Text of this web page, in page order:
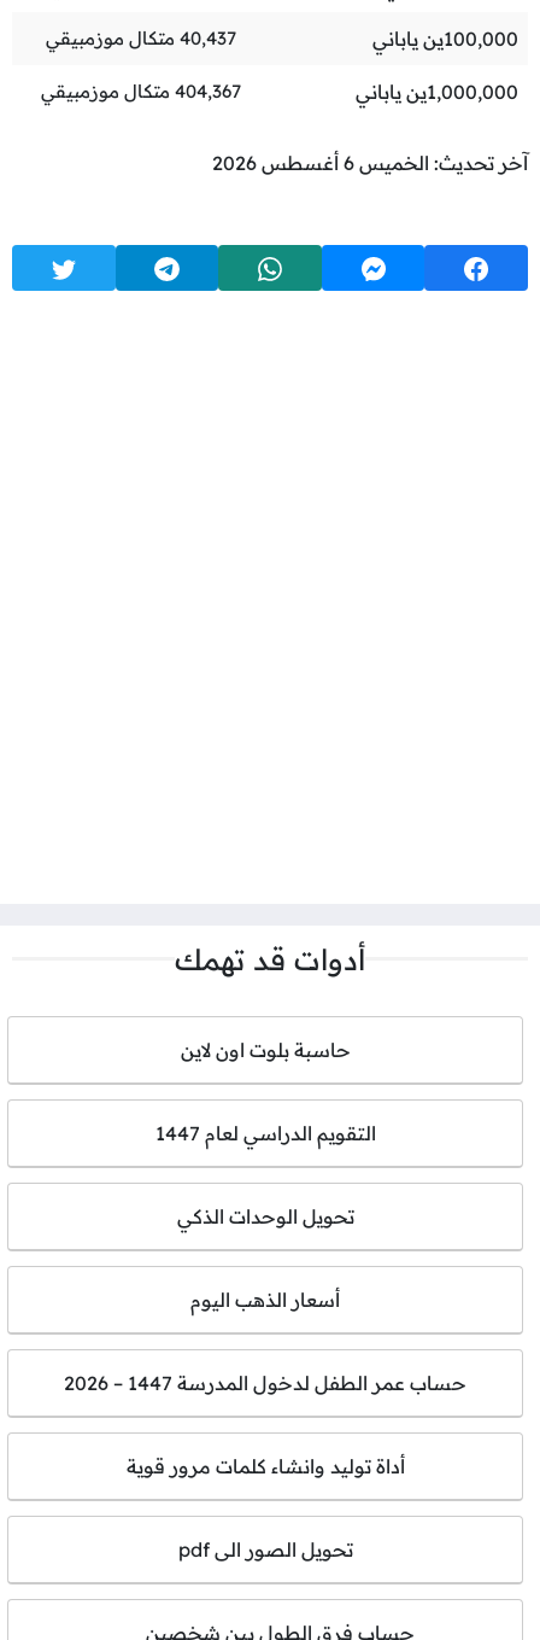
100,000ين ياباني 40,437 متكال موزمبيقي
1,000,000ين ياباني 404,367 متكال موزمبيقي
آخر تحديث: الخميس 6 أغسطس 2026
أدوات قد تهمك
حاسبة بلوت اون لاين
التقويم الدراسي لعام 1447
تحويل الوحدات الذكي
أسعار الذهب اليوم
حساب عمر الطفل لدخول المدرسة 1447 – 2026
أداة توليد وانشاء كلمات مرور قوية
تحويل الصور الى pdf
حساب فرق الطول بين شخصين